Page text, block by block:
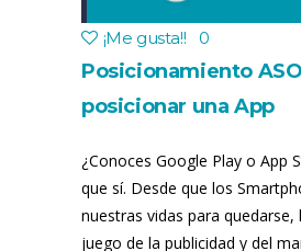
¡Me gusta!! 0
Posicionamiento
posicionar una App
¿Conoces Google Play o App
que sí. Desde que los
nuestras vidas para quedarse,
juego de la publicidad y del